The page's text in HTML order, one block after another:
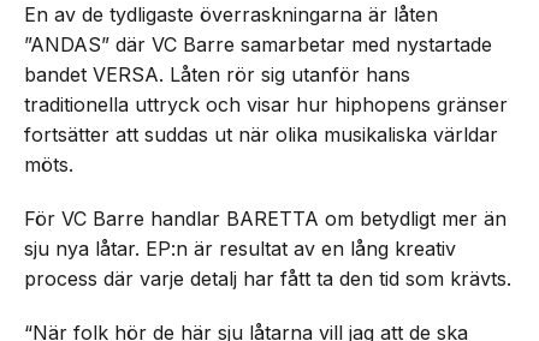
En av de tydligaste överraskningarna är låten
”ANDAS” där VC Barre samarbetar med nystartade
bandet VERSA. Låten rör sig utanför hans
traditionella uttryck och visar hur hiphopens gränser
fortsätter att suddas ut när olika musikaliska världar
möts.
För VC Barre handlar BARETTA om betydligt mer än
sju nya låtar. EP:n är resultat av en lång kreativ
process där varje detalj har fått ta den tid som krävts.
“När folk hör de här sju låtarna vill jag att de ska